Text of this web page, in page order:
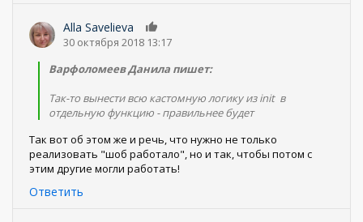
Alla Savelieva
30 октября 2018 13:17
Варфоломеев Данила пишет:
Так-то вынести всю кастомную логику из init в
отдельную функцию - правильнее будет
Так вот об этом же и речь, что нужно не только
реализовать "шоб работало", но и так, чтобы потом с
этим другие могли работать!
Ответить